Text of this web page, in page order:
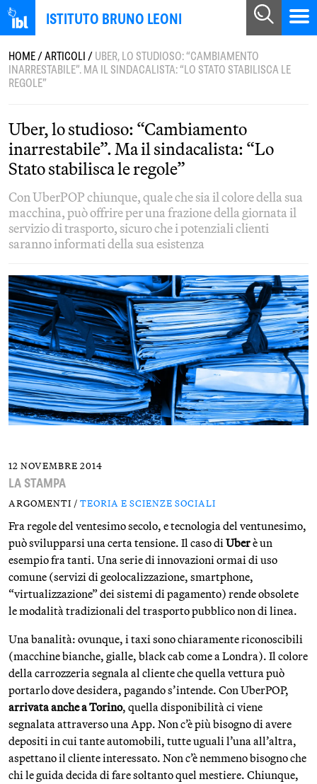
ISTITUTO BRUNO LEONI
HOME/ARTICOLI/UBER, LO STUDIOSO: “CAMBIAMENTO
INARRESTABILE”. MA IL SINDACALISTA: “LO STATO STABILISCA LE
REGOLE”
Uber, lo studioso: “Cambiamento
inarrestabile”. Ma il sindacalista: “Lo
Stato stabilisca le regole”
Con UberPOP chiunque, quale che sia il colore della sua
macchina, può offrire per una frazione della giornata il
servizio di trasporto, sicuro che i potenziali clienti
saranno informati della sua esistenza
12 NOVEMBRE 2014
LA STAMPA
ARGOMENTI / TEORIA E SCIENZE SOCIALI
Fra regole del ventesimo secolo, e tecnologia del ventunesimo,
può svilupparsi una certa tensione. Il caso diUberè un
esempio fra tanti. Una serie di innovazioni ormai di uso
comune (servizi di geolocalizzazione, smartphone,
“virtualizzazione” dei sistemi di pagamento) rende obsolete
le modalità tradizionali del trasporto pubblico non di linea.
Una banalità: ovunque, i taxi sono chiaramente riconoscibili
(macchine bianche, gialle, black cab come a Londra). Il colore
della carrozzeria segnala al cliente che quella vettura può
portarlo dove desidera, pagando s’intende. Con UberPOP,
arrivata anche a Torino, quella disponibilità ci viene
segnalata attraverso una App. Non c’è più bisogno di avere
depositi in cui tante automobili, tutte uguali l’una all’altra,
aspettano il cliente interessato. Non c’è nemmeno bisogno che
chi le guida decida di fare soltanto quel mestiere. Chiunque,